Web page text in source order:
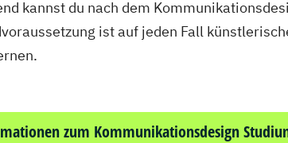
kannst du nach dem
ist auf jeden Fall
zum Kommunikationsdesign